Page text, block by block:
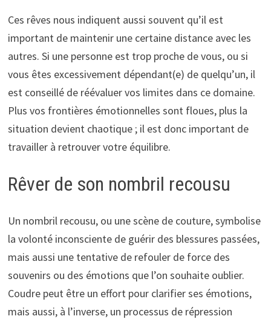
Ces rêves nous indiquent aussi souvent qu’il est
important de maintenir une certaine distance avec les
autres. Si une personne est trop proche de vous, ou si
vous êtes excessivement dépendant(e) de quelqu’un, il
est conseillé de réévaluer vos limites dans ce domaine.
Plus vos frontières émotionnelles sont floues, plus la
situation devient chaotique ; il est donc important de
travailler à retrouver votre équilibre.
Rêver de son nombril recousu
Un nombril recousu, ou une scène de couture, symbolise
la volonté inconsciente de guérir des blessures passées,
mais aussi une tentative de refouler de force des
souvenirs ou des émotions que l’on souhaite oublier.
Coudre peut être un effort pour clarifier ses émotions,
mais aussi, à l’inverse, un processus de répression